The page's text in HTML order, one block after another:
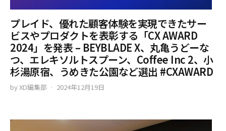
プレイド、優れた顧客体験を実現できたサー
ビスやプロダクトを表彰する「CX AWARD
2024」を発表 – BEYBLADE X、丸亀うどーな
つ、エレキソルトスプーン、Coffee Inc 2、小
杉湯原宿、うめきた公園など選出 #CXAWARD
byXD編集部 2024年12月19日